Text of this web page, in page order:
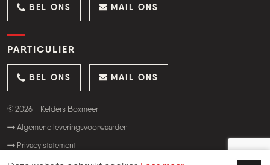
BEL ONS MAIL ONS
PARTICULIER
BEL ONS MAIL ONS
© 2026 - Kelders Boxmeer
Algemene leveringsvoorwaarden
Privacy statement